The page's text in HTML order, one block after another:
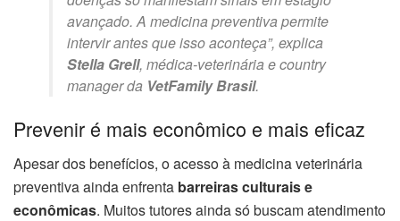
avançado. A medicina preventiva permite
intervir antes que isso aconteça”, explica
Stella Grell, médica-veterinária e country
manager da VetFamily Brasil.
Prevenir é mais econômico e mais eficaz
Apesar dos benefícios, o acesso à medicina veterinária
preventiva ainda enfrenta barreiras culturais e
econômicas. Muitos tutores ainda só buscam atendimento